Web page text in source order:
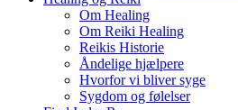
Om Healing
Om Reiki Healing
Reikis Historie
Åndelige hjælpere
Hvorfor vi bliver syge
Sygdom og følelser